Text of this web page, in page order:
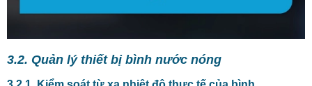
3.2. Quản lý thiết bị bình nước nóng